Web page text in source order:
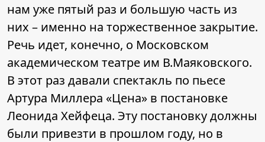
нам уже пятый раз и большую часть из
них – именно на торжественное закрытие.
Речь идет, конечно, о Московском
академическом театре им В.Маяковского.
В этот раз давали спектакль по пьесе
Артура Миллера «Цена» в постановке
Леонида Хейфеца. Эту постановку должны
были привезти в прошлом году, но в